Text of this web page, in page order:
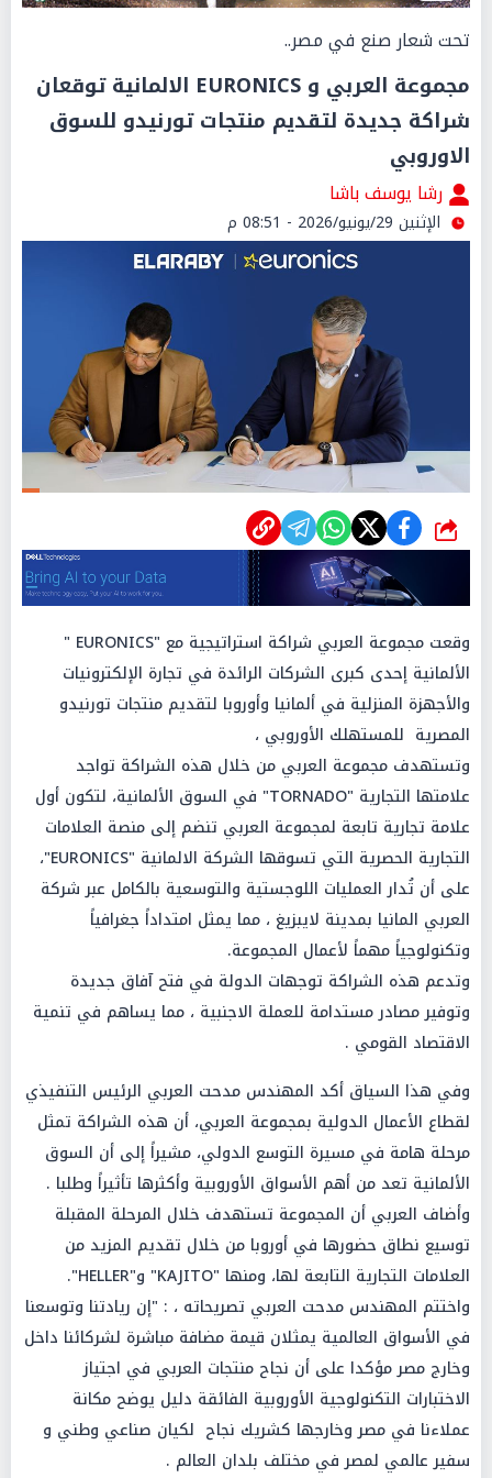
تحت شعار صنع في مصر..
مجموعة العربي و EURONICS الالمانية توقعان
شراكة جديدة لتقديم منتجات تورنيدو للسوق
الاوروبي
رشا يوسف باشا
الإثنين 29/يونيو/2026 - 08:51 م
شارك
وقعت مجموعة العربي شراكة استراتيجية مع "EURONICS "
الألمانية إحدى كبرى الشركات الرائدة في تجارة الإلكترونيات
والأجهزة المنزلية في ألمانيا وأوروبا لتقديم منتجات تورنيدو
المصرية للمستهلك الأوروبي ،
​وتستهدف مجموعة العربي من خلال هذه الشراكة تواجد
علامتها التجارية "TORNADO" في السوق الألمانية، لتكون أول
علامة تجارية تابعة لمجموعة العربي تنضم إلى منصة العلامات
التجارية الحصرية التي تسوقها الشركة الالمانية "EURONICS"،
على أن تُدار العمليات اللوجستية والتوسعية بالكامل عبر شركة
العربي المانيا بمدينة لايبزيغ ، مما يمثل امتداداً جغرافياً
وتكنولوجياً مهماً لأعمال المجموعة.
وتدعم هذه الشراكة توجهات الدولة في فتح آفاق جديدة
وتوفير مصادر مستدامة للعملة الاجنبية ، مما يساهم في تنمية
الاقتصاد القومي .
​وفي هذا السياق أكد المهندس مدحت العربي الرئيس التنفيذي
لقطاع الأعمال الدولية بمجموعة العربي، أن هذه الشراكة تمثل
مرحلة هامة في مسيرة التوسع الدولي، مشيراً إلى أن السوق
الألمانية تعد من أهم الأسواق الأوروبية وأكثرها تأثيراً وطلبا .
وأضاف العربي أن المجموعة تستهدف خلال المرحلة المقبلة
توسيع نطاق حضورها في أوروبا من خلال تقديم المزيد من
العلامات التجارية التابعة لها، ومنها "KAJITO" و"HELLER".
​واختتم المهندس مدحت العربي تصريحاته ، : "إن ريادتنا وتوسعنا
في الأسواق العالمية يمثلان قيمة مضافة مباشرة لشركائنا داخل
وخارج مصر مؤكدا على أن نجاح منتجات العربي في اجتياز
الاختبارات التكنولوجية الأوروبية الفائقة دليل يوضح مكانة
عملاءنا في مصر وخارجها كشريك نجاح لكيان صناعي وطني و
سفير عالمي لمصر في مختلف بلدان العالم .